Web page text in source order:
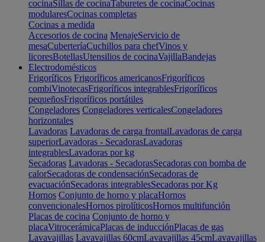
cocinaSillas de cocinaTaburetes de cocinaCocinas
modularesCocinas completas
Cocinas a medida
Accesorios de cocina MenajeServicio de
mesaCuberteríaCuchillos para chefVinos y
licoresBotellasUtensilios de cocinaVajillaBandejas
Electrodomésticos
Frigoríficos Frigoríficos americanosFrigoríficos
combiVinotecasFrigoríficos integrablesFrigoríficos
pequeñosFrigoríficos portátiles
Congeladores Congeladores verticalesCongeladores
horizontales
Lavadoras Lavadoras de carga frontalLavadoras de carga
superiorLavadoras - SecadorasLavadoras
integrablesLavadoras por kg
Secadoras Lavadoras - SecadorasSecadoras con bomba de
calorSecadoras de condensaciónSecadoras de
evacuaciónSecadoras integrablesSecadoras por Kg
Hornos Conjunto de horno y placaHornos
convencionalesHornos pirolíticosHornos multifunción
Placas de cocina Conjunto de horno y
placaVitrocerámicaPlacas de inducciónPlacas de gas
Lavavajillas Lavavajillas 60cmLavavajillas 45cmLavavajillas